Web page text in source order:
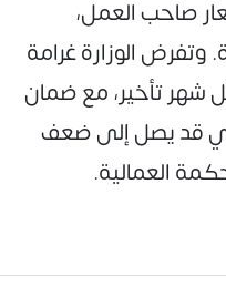
صاحب العمل،
وتفرض الوزارة غرامة
عن كل شهر تأخير، مع ضمان
قد يصل إلى ضعف
العمالية.